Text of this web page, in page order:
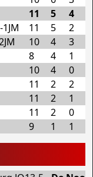
11 5 4
11 5 2
10 4 3
8 4 1
10 4 0
11 2 2
11 2 1
11 2 0
9 1 1